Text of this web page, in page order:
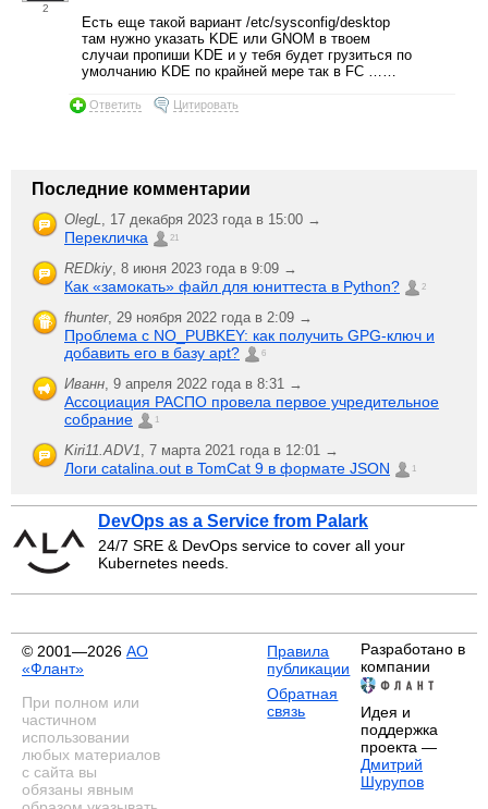
2
Есть еще такой вариант /etc/sysconfig/desktop
там нужно указать KDE или GNOM в твоем
случаи пропиши KDE и у тебя будет грузиться по
умолчанию KDE по крайней мере так в FC ……
Ответить Цитировать
Последние комментарии
OlegL 17 декабря 2023 года в 15:00 →
Перекличка 21
REDkiy 8 июня 2023 года в 9:09 →
Как «замокать» файл для юниттеста в Python? 2
fhunter, 29 ноября 2022 года в 2:09 →
Проблема с NO_PUBKEY: как получить GPG-ключ и
добавить его в базу apt?
6
Иванн 9 апреля 2022 года в 8:31 →
Ассоциация РАСПО провела первое учредительное
собрание
1
Kiri11.ADV1 7 марта 2021 года в 12:01 →
Логи catalina.out в TomCat 9 в формате JSON 1
DevOps as a Service from Palark
24/7 SRE & DevOps service to cover all your
Kubernetes needs.
© 2001—2026 АО
«Флант»
При полном или
частичном
использовании
любых материалов
с сайта вы
обязаны явным
Правила
публикации
Обратная
связь
Разработано в
компании
Идея и
поддержка
проекта —
Дмитрий
Шурупов